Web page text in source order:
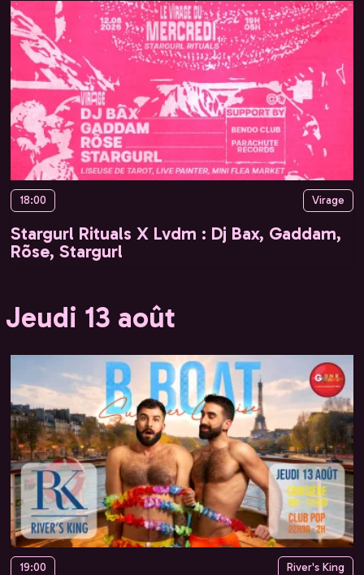
18:00 Virage
Stargurl Rituals X Lvdm : Dj Bax, Gaddam,
Rõse, Stargurl
Jeudi 13 août
19:00 River's King